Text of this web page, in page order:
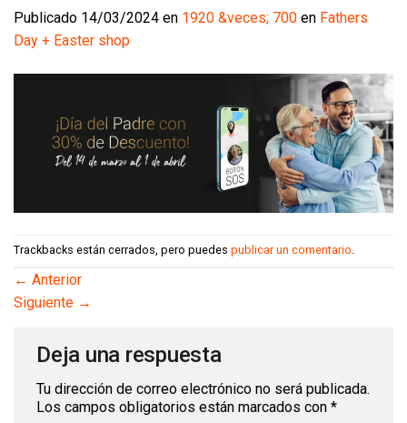
Publicado 14/03/2024 en 1920 &veces; 700 en Fathers
Day + Easter shop
Trackbacks están cerrados, pero puedes publicar un comentario.
← Anterior
Siguiente →
Deja una respuesta
Tu dirección de correo electrónico no será publicada.
Los campos obligatorios están marcados con *